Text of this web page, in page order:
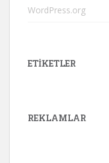
WordPress.org
ETIKETLER
REKLAMLAR